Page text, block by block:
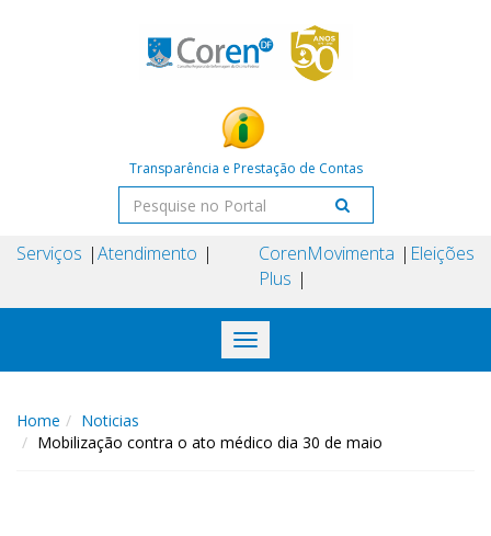
Transparência e Prestação de Contas
Serviços Atendimento
Coren
Plus
Movimenta Eleições
Toggle
navigation
Home
Noticias
Mobilização contra o ato médico dia 30 de maio